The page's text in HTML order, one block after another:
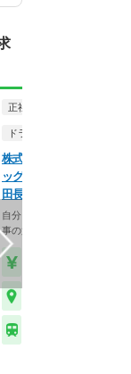
正社員
ドラッグストア（調剤併設
株式会社マツモトキヨシ
ッグストア マツモトキヨ
田長野店
自分らしく働く。それが、
事の第一歩。選択的週…